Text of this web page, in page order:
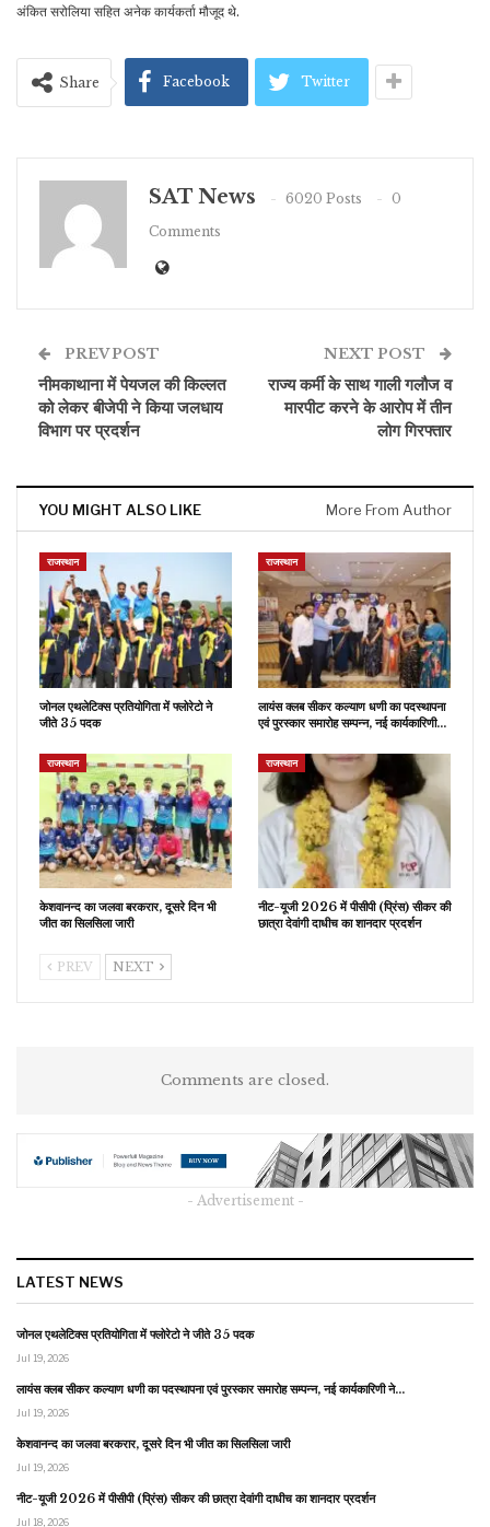
अंकित सरोलिया सहित अनेक कार्यकर्ता मौजूद थे.
Share Facebook Twitter
SAT News 6020 Posts
0
Comments
PREV POST
नीमकाथाना में पेयजल की किल्लत
को लेकर बीजेपी ने किया जलधाय
विभाग पर प्रदर्शन
NEXT POST
राज्य कर्मी के साथ गाली गलौज व
मारपीट करने के आरोप में तीन
लोग गिरफ्तार
YOU MIGHT ALSO LIKE More From Author
राजस्थान
जोनल एथलेटिक्स प्रतियोगिता में फ्लोरेटो ने
जीते 35 पदक
राजस्थान
लायंस क्लब सीकर कल्याण धणी का पदस्थापना
एवं पुरस्कार समारोह सम्पन्न, नई कार्यकारिणी…
राजस्थान
केशवानन्द का जलवा बरकरार, दूसरे दिन भी
जीत का सिलसिला जारी
राजस्थान
नीट-यूजी 2026 में पीसीपी (प्रिंस) सीकर की
छात्रा देवांगी दाधीच का शानदार प्रदर्शन
PREV NEXT
Comments are closed.
- Advertisement -
LATEST NEWS
जोनल एथलेटिक्स प्रतियोगिता में फ्लोरेटो ने जीते 35 पदक
Jul 19, 2026
लायंस क्लब सीकर कल्याण धणी का पदस्थापना एवं पुरस्कार समारोह सम्पन्न, नई कार्यकारिणी ने…
Jul 19, 2026
केशवानन्द का जलवा बरकरार, दूसरे दिन भी जीत का सिलसिला जारी
Jul 19, 2026
नीट-यूजी 2026 में पीसीपी (प्रिंस) सीकर की छात्रा देवांगी दाधीच का शानदार प्रदर्शन
Jul 18, 2026